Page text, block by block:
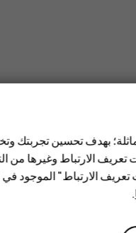
بهدف تحسين تجربتك
الارتباط وغيرها من
تعريف الارتباط" الموجود
.